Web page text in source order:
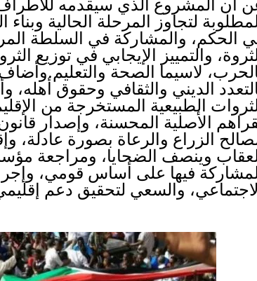
أن المشروع الذي سيقدمه للأطراف
المطلوبة لتجاوز المرحلة الحالية وبناء
الحكم، والمشاركة في السلطة
الثروة، والتمييز الإيجابي في توزيع
لاسيما الصحة
الديني والثقافي وحقوق
الثروات الطبيعية المستخرجة من
الأصلية المحسنة، وإصدار
الزراع والرعاة بصورة عادلة،
العقاب وينصف الضحايا، ومراجعة
المشاركة فيها على أساس قومي،
الاجتماعي، والسعي لتحقيق دعم